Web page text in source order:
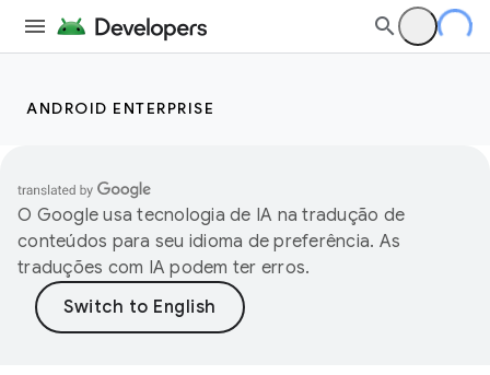
ANDROID ENTERPRISE
O Google usa tecnologia de IA na tradução de
conteúdos para seu idioma de preferência. As
traduções com IA podem ter erros.